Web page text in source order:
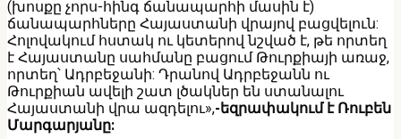
(խոսքը չորս-հինգ ճանապարհի մասին է)
ճանապարհները Հայաստանի վրայով բացվելուն:
Հոլովակում հստակ ու կետերով նշված է, թե որտեղ
է Հայաստանը սահմանը բացում Թուրքիայի առաջ,
որտեղ՝ Ադրբեջանի: Դրանով Ադրբեջանն ու
Թուրքիան ավելի շատ լծակներ են ստանալու
Հայաստանի վրա ազդելու»,-եզրափակում է Ռուբեն
Մարգարյանը: